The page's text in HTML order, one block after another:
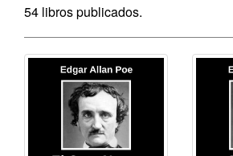
54 libros publicados.